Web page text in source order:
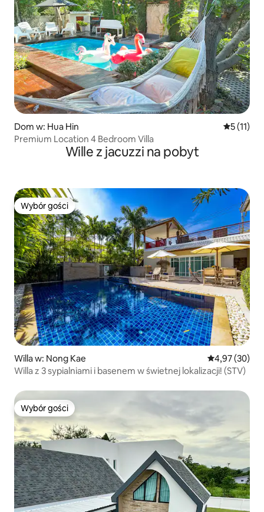
Dom w: Hua Hin Średnia
5 (11)
Premium Location 4 Bedroom Villa
Wille z jacuzzi na pobyt
Wybór gości
Wybór gości
Willa w: Nong Kae Średnia
4,97 (30)
Willa z 3 sypialniami i basenem w świetnej lokalizacji! (STV)
Wybór gości
Wybór gości